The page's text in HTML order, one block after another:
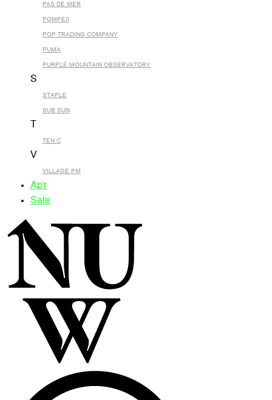
PAS DE MER
POMPEII
POP TRADING COMPANY
PUMA
PURPLE MOUNTAIN OBSERVATORY
S
STAPLE
SUB SUN
TEN C
V
VILLAGE PM
Арт
Sale